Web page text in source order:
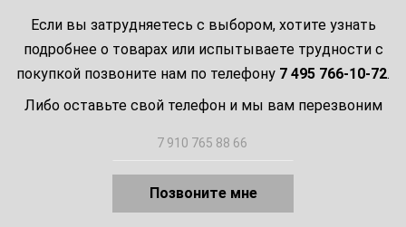
Если вы затрудняетесь с выбором, хотите узнать
подробнее о товарах или испытываете трудности с
покупкой позвоните нам по телефону 7 495 766-10-72.
Либо оставьте свой телефон и мы вам перезвоним
Позвоните мне